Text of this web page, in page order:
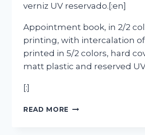
verniz UV reservado.[:en]
Appointment book, in 2/2
printing, with intercalation
printed in 5/2 colors, hard
matt plastic and reserved
[:]
READ MORE [:PT]AGENDA